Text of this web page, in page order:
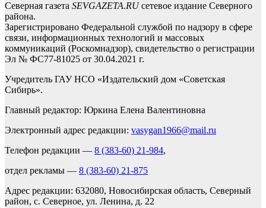
Северная газета SEVGAZETA.RUсетевое издание Северного
района.
Зарегистрировано Федеральной службой по надзору в сфере
связи, информационных технологий и массовых
коммуникаций (Роскомнадзор), свидетельство о регистрации
Эл № ФС77-81025 от 30.04.2021 г.
Учредитель ГАУ НСО «Издательский дом «Советская
Сибирь».
Главный редактор: Юркина Елена Валентиновна
Электронный адрес редакции: vasygan1966@mail.ru
Телефон редакции — 8 (383-60) 21-984,
отдел рекламы — 8 (383-60) 21-875
Адрес редакции: 632080, Новосибирская область, Северный
район, с. Северное, ул. Ленина, д. 22